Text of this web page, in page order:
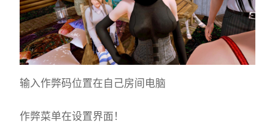
输入作弊码位置在自己房间电脑
作弊菜单在设置界面！